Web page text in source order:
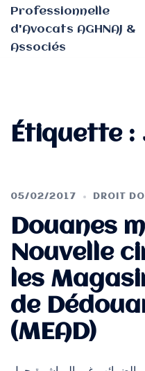
Professionnelle
d'Avocats AGHNAJ &
Associés
Étiquette :
05/02/2017 DROIT
Douanes
Nouvelle
les
de
(MEAD)